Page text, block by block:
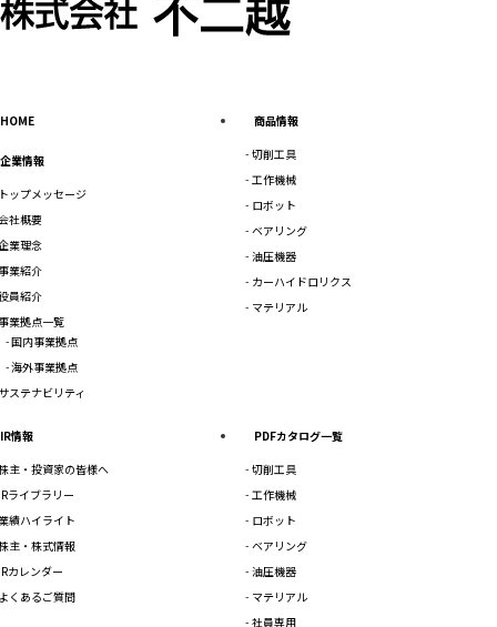
HOME
企業情報
ップメッセージ
社概要
業理念
業紹介
員紹介
業拠点一覧
国内事業拠点
海外事業拠点
ステナビリティ
商品情報
切削工具
工作機械
ロボット
ベアリング
油圧機器
カーハイドロリクス
マテリアル
IR情報
主・投資家の皆様へ
ライブラリー
績ハイライト
主・株式情報
カレンダー
くあるご質問
PDFカタログ一覧
切削工具
工作機械
ロボット
ベアリング
油圧機器
マテリアル
社員専用